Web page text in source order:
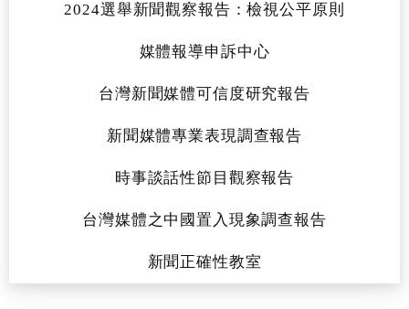
2024選舉新聞觀察報告：檢視公平原則
媒體報導申訴中心
台灣新聞媒體可信度研究報告
新聞媒體專業表現調查報告
時事談話性節目觀察報告
台灣媒體之中國置入現象調查報告
新聞正確性教室